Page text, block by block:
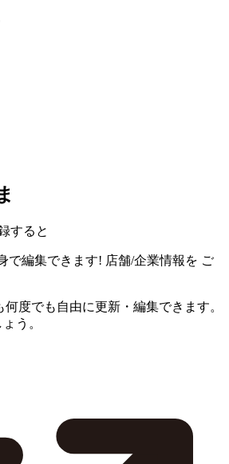
すると
で編集できます! 店舗/企業情報を ご
度でも自由に更新・編集できます。
う。